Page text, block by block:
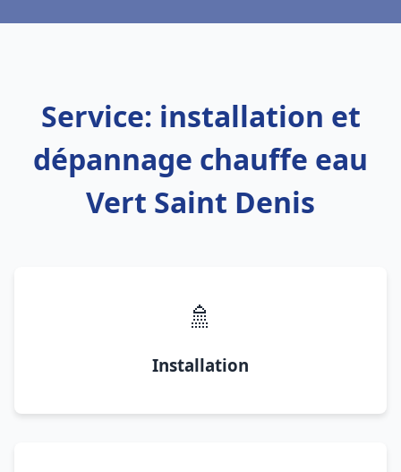
Service: installation et
dépannage chauffe eau
Vert Saint Denis
🚿
Installation